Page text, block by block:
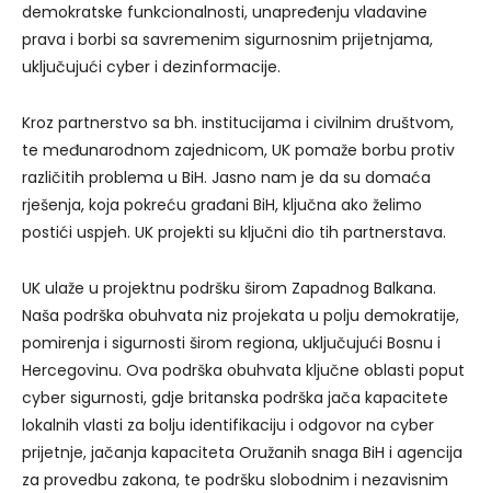
demokratske funkcionalnosti, unapređenju vladavine
prava i borbi sa savremenim sigurnosnim prijetnjama,
uključujući cyber i dezinformacije.
Kroz partnerstvo sa bh. institucijama i civilnim društvom,
te međunarodnom zajednicom, UK pomaže borbu protiv
različitih problema u BiH. Jasno nam je da su domaća
rješenja, koja pokreću građani BiH, ključna ako želimo
postići uspjeh. UK projekti su ključni dio tih partnerstava.
UK ulaže u projektnu podršku širom Zapadnog Balkana.
Naša podrška obuhvata niz projekata u polju demokratije,
pomirenja i sigurnosti širom regiona, uključujući Bosnu i
Hercegovinu. Ova podrška obuhvata ključne oblasti poput
cyber sigurnosti, gdje britanska podrška jača kapacitete
lokalnih vlasti za bolju identifikaciju i odgovor na cyber
prijetnje, jačanja kapaciteta Oružanih snaga BiH i agencija
za provedbu zakona, te podršku slobodnim i nezavisnim